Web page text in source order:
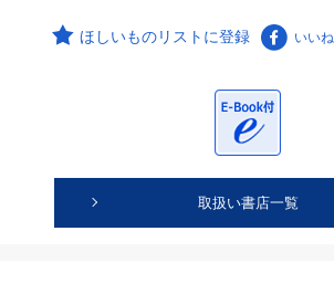
ほしいものリストに登録 いいね
取扱い書店一覧